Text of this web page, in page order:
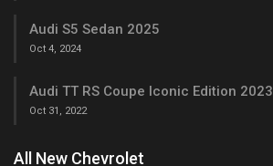
Audi S5 Sedan 2025
Oct 4, 2024
Audi TT RS Coupe Iconic Edition 2023
Oct 31, 2022
All New Chevrolet